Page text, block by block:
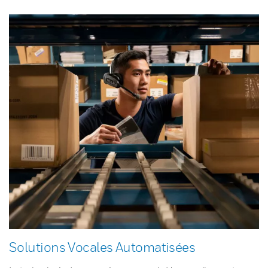
Solutions Vocales Automatisées